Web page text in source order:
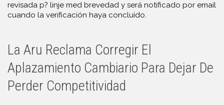
revisada p? linje med brevedad y será notificado por email
cuando la verificación haya concluído.
La Aru Reclama Corregir El
Aplazamiento Cambiario Para Dejar De
Perder Competitividad